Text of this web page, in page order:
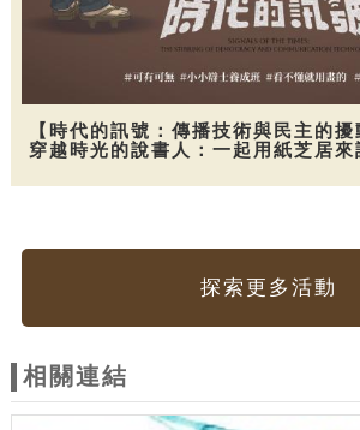
【時代的訊號：傳播技術與民主的
穿越時光的說書人：一起用紙芝居來
探索更多活動
相關連結